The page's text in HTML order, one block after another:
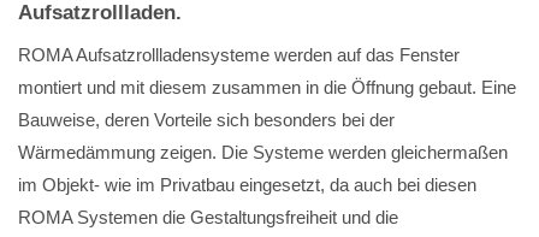
Aufsatzrollladen.
ROMA Aufsatzrollladensysteme werden auf das Fenster
montiert und mit diesem zusammen in die Öffnung gebaut. Eine
Bauweise, deren Vorteile sich besonders bei der
Wärmedämmung zeigen. Die Systeme werden gleichermaßen
im Objekt- wie im Privatbau eingesetzt, da auch bei diesen
ROMA Systemen die Gestaltungsfreiheit und die